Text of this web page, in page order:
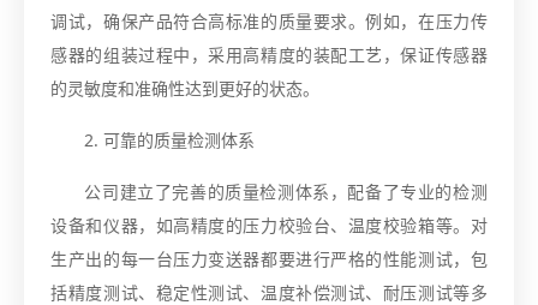
调试，确保产品符合高标准的质量要求。例如，在压力传
感器的组装过程中，采用高精度的装配工艺，保证传感器
的灵敏度和准确性达到更好的状态。
2. 可靠的质量检测体系
公司建立了完善的质量检测体系，配备了专业的检测
设备和仪器，如高精度的压力校验台、温度校验箱等。对
生产出的每一台压力变送器都要进行严格的性能测试，包
括精度测试、稳定性测试、温度补偿测试、耐压测试等多